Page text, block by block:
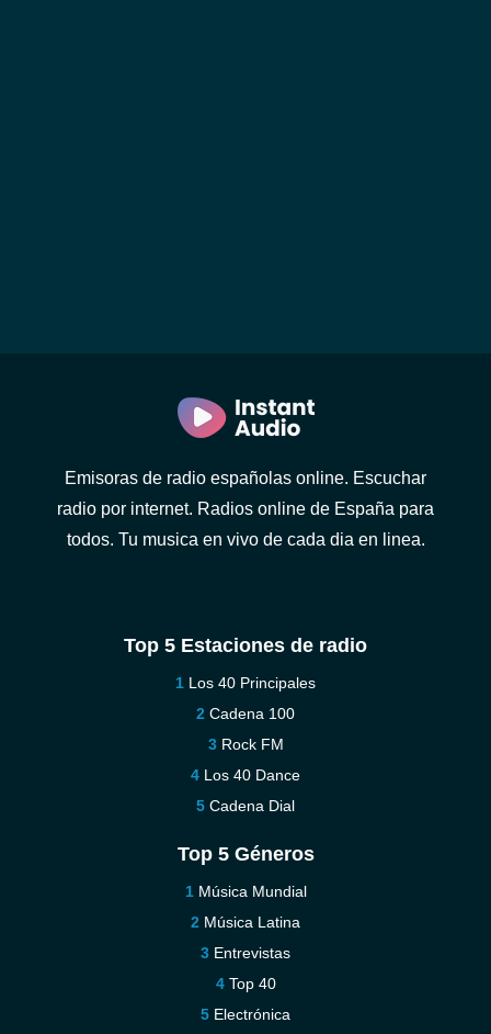
Emisoras de radio españolas online. Escuchar
radio por internet. Radios online de España para
todos. Tu musica en vivo de cada dia en linea.
Top 5 Estaciones de radio
Los 40 Principales
Cadena 100
Rock FM
Los 40 Dance
Cadena Dial
Top 5 Géneros
Música Mundial
Música Latina
Entrevistas
Top 40
Electrónica